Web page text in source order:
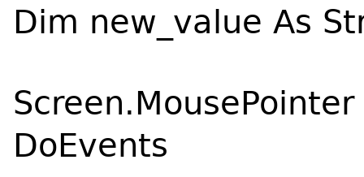
Dim new_value As
DoEvents